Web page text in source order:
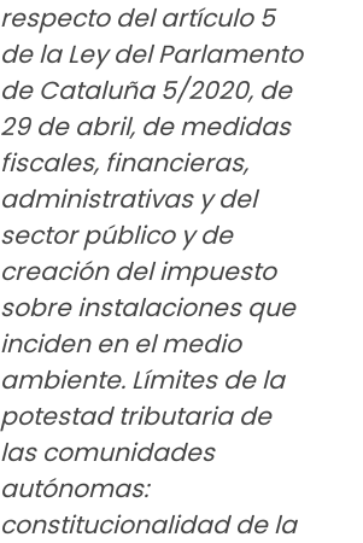
respecto del artículo 5
de la Ley del Parlamento
de Cataluña 5/2020, de
29 de abril, de medidas
fiscales, financieras,
administrativas y del
sector público y de
creación del impuesto
sobre instalaciones que
inciden en el medio
ambiente. Límites de la
potestad tributaria de
las comunidades
autónomas:
constitucionalidad de la